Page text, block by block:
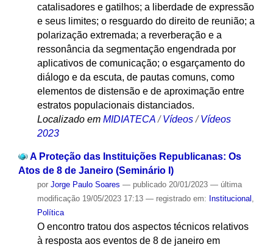
catalisadores e gatilhos; a liberdade de expressão
e seus limites; o resguardo do direito de reunião; a
polarização extremada; a reverberação e a
ressonância da segmentação engendrada por
aplicativos de comunicação; o esgarçamento do
diálogo e da escuta, de pautas comuns, como
elementos de distensão e de aproximação entre
estratos populacionais distanciados.
Localizado em MIDIATECA /Vídeos /Vídeos
2023
A Proteção das Instituições Republicanas: Os
Atos de 8 de Janeiro (Seminário I)
por Jorge Paulo Soares — publicado20/01/2023 — última
modificação19/05/2023 17:13 — registrado em: Institucional ,
Política
O encontro tratou dos aspectos técnicos relativos
à resposta aos eventos de 8 de janeiro em